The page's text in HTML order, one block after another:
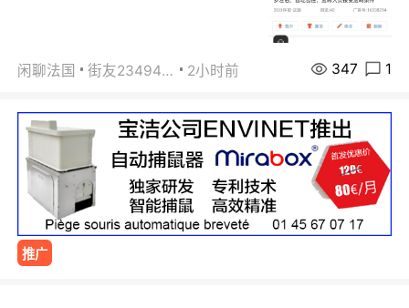
闲聊法国 街友23494008 2小时前 347 1
推广